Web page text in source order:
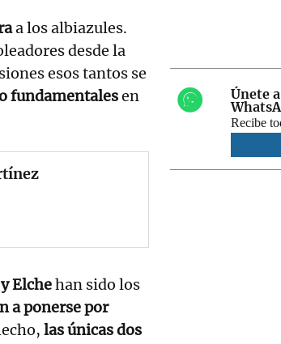
a los albiazules.
desde la
esos tantos se
fundamentalesen
Elchehan sido los
a ponerse por
las únicas dos
Únete
Recibe